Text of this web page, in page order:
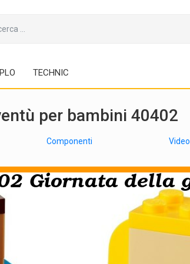
TECHNIC
per bambini 40402
Componenti Video